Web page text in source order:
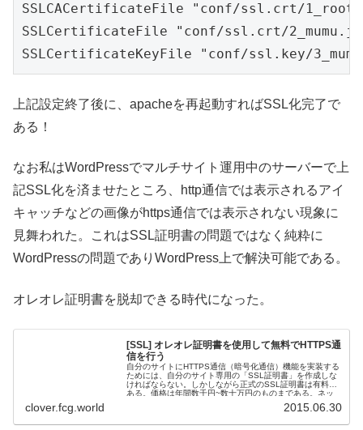
SSLCACertificateFile "conf/ssl.crt/
SSLCertificateFile "conf/ssl.crt/
上記設定終了後に、apacheを再起動すればSSL化完了で
ある！
なお私はWordPressでマルチサイト運用中のサーバーで上
記SSL化を済ませたところ、http通信では表示されるアイ
キャッチなどの画像がhttps通信では表示されない現象に
見舞われた。これはSSL証明書の問題ではなく純粋に
WordPressの問題でありWordPress上で解決可能である。
オレオレ証明書を脱却できる時代になった。
[SSL] オレオレ証明書を使用して無料でHTTPS通
信を行う
自分のサイトにHTTPS通信（暗号化通信）機能を実装する
ためには、自分のサイト専用の「SSL証明書」を作成しな
ければならない。しかしながら正式のSSL証明書は有料で
ある。価格は年間数千円~数十万円のものまである。ネッ
clover.fcg.world 2015.06.30